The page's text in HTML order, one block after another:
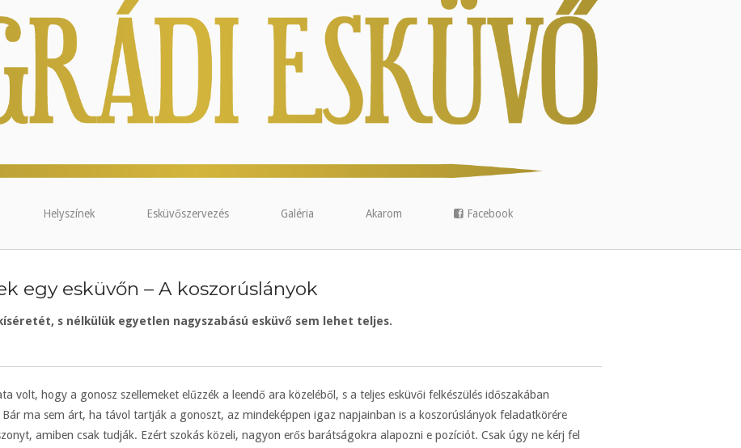
Helyszínek Esküvőszervezés Galéria Akarom Facebook
egy esküvőn – A koszorúslányok
s nélkülük egyetlen nagyszabású esküvő sem lehet teljes.
volt, hogy a gonosz szellemeket elűzzék a leendő ara közeléből, s a teljes esküvői felkészülés időszakában
ma sem árt, ha távol tartják a gonoszt, az mindeképpen igaz napjainban is a koszorúslányok feladatkörére
amiben csak tudják. Ezért szokás közeli, nagyon erős barátságokra alapozni e pozíciót. Csak úgy ne kérj fel